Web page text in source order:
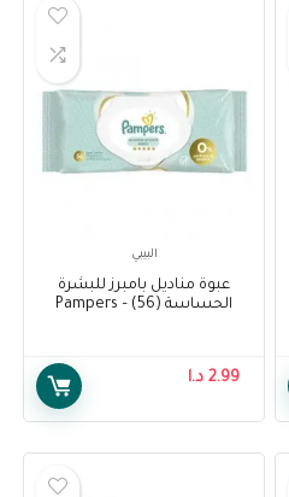
البيبي
عبوة مناديل بامبرز للبشرة
الحساسة (56) – Pampers
2.99 د.ا